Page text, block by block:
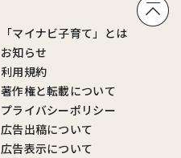
「マイナビ子育て」とは
お知らせ
利用規約
著作権と転載について
プライバシーポリシー
広告出稿について
広告表示について